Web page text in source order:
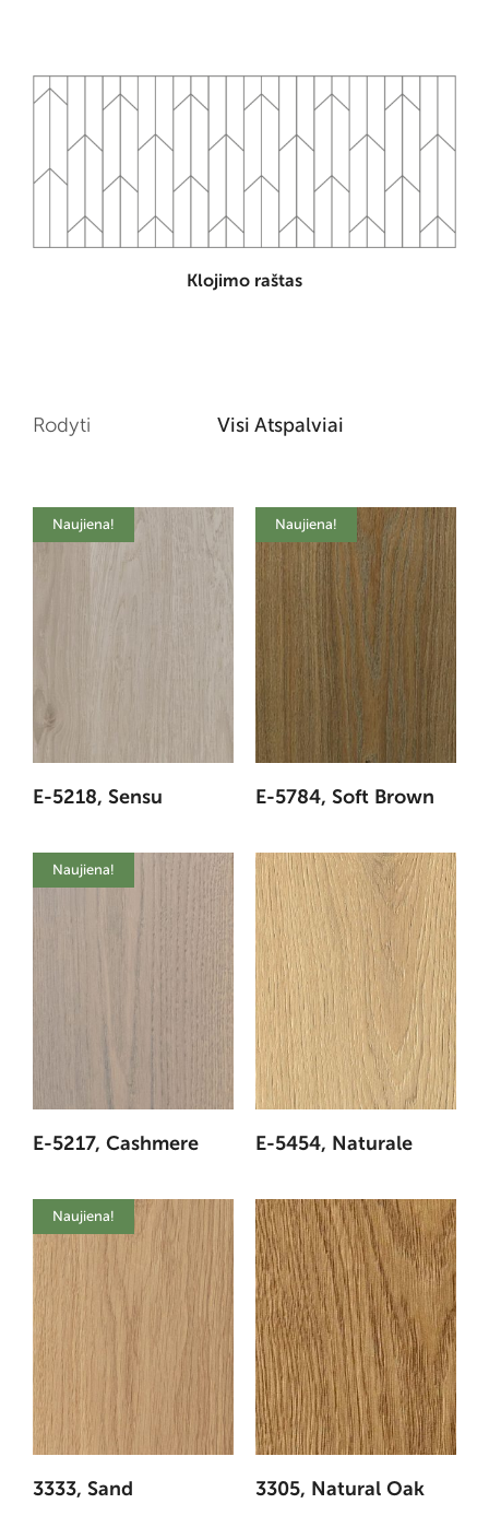
Klojimo raštas
Rodyti Visi Atspalviai
Naujiena!
E-5218, Sensu
Naujiena!
E-5784, Soft Brown
Naujiena!
E-5217, Cashmere E-5454, Naturale
Naujiena!
3333, Sand 3305, Natural Oak